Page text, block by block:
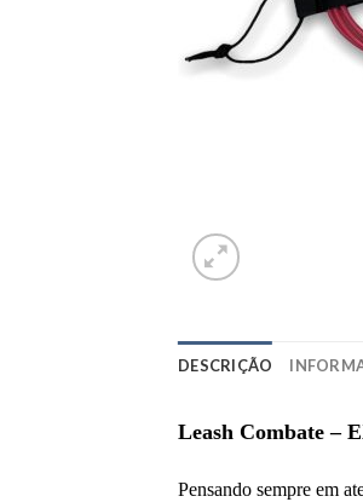
DESCRIÇÃO
Leash Combate –
Pensando sempre em